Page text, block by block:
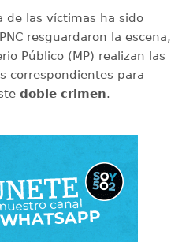
de las víctimas ha sido
resguardaron la escena,
Público (MP) realizan las
correspondientes para
doble crimen.